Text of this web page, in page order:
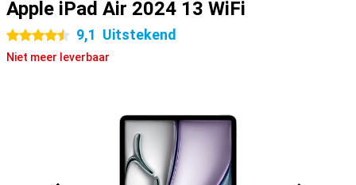
Apple iPad Air 2024 13 WiFi
4.5 sterren 9,1 Uitstekend
Niet meer leverbaar